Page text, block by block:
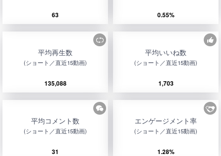
63 0.55%
平均再生数
(ショート／直近15動画)
135,088
平均いいね数
(ショート／直近15動画)
1,703
平均コメント数
(ショート／直近15動画)
31
エンゲージメント率
(ショート／直近15動画)
1.28%